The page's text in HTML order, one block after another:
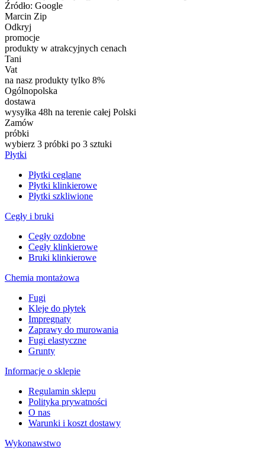
Źródło: Google
Marcin Zip
Odkryj
promocje
produkty w atrakcyjnych cenach
Tani
Vat
na nasz produkty tylko 8%
Ogólnopolska
dostawa
wysyłka 48h na terenie całej Polski
Zamów
próbki
wybierz 3 próbki po 3 sztuki
Płytki
Płytki ceglane
Płytki klinkierowe
Płytki szkliwione
Cegły i bruki
Cegły ozdobne
Cegły klinkierowe
Bruki klinkierowe
Chemia montażowa
Fugi
Kleje do płytek
Impregnaty
Zaprawy do murowania
Fugi elastyczne
Grunty
Informacje o sklepie
Regulamin sklepu
Polityka prywatności
O nas
Warunki i koszt dostawy
Wykonawstwo